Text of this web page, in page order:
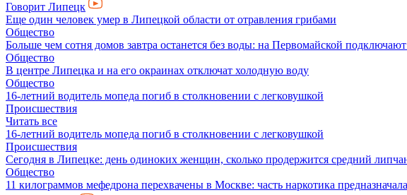
Говорит Липецк
Еще один человек умер в Липецкой области от отравления грибами
Общество
Больше чем сотня домов завтра останется без воды: на Первомайской
Общество
В центре Липецка и на его окраинах отключат холодную воду
Общество
16-летний водитель мопеда погиб в столкновении с легковушкой
Происшествия
Читать все
16-летний водитель мопеда погиб в столкновении с легковушкой
Происшествия
Сегодня в Липецке: день одиноких женщин, сколько продержится средний
Общество
11 килограммов мефедрона перехвачены в Москве: часть наркотика